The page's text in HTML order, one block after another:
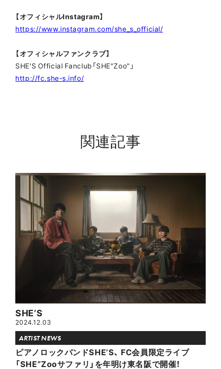
【オフィシャルInstagram】
https://www.instagram.com/she_s_official/
【オフィシャルファンクラブ】
SHE'S Official Fanclub「SHE"Zoo"」
http://fc.she-s.info/
関連記事
SHE’S
2024.12.03
ARTIST NEWS
ピアノロックバンドSHE’S、 FC会員限定ライブ
「SHE”Zooサファリ」を年明け東名阪で開催！